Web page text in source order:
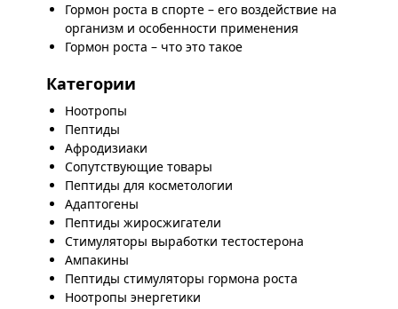
Гормон роста в спорте – его воздействие на
организм и особенности применения
Гормон роста – что это такое
Категории
Ноотропы
Пептиды
Афродизиаки
Сопутствующие товары
Пептиды для косметологии
Адаптогены
Пептиды жиросжигатели
Стимуляторы выработки тестостерона
Ампакины
Пептиды стимуляторы гормона роста
Ноотропы энергетики